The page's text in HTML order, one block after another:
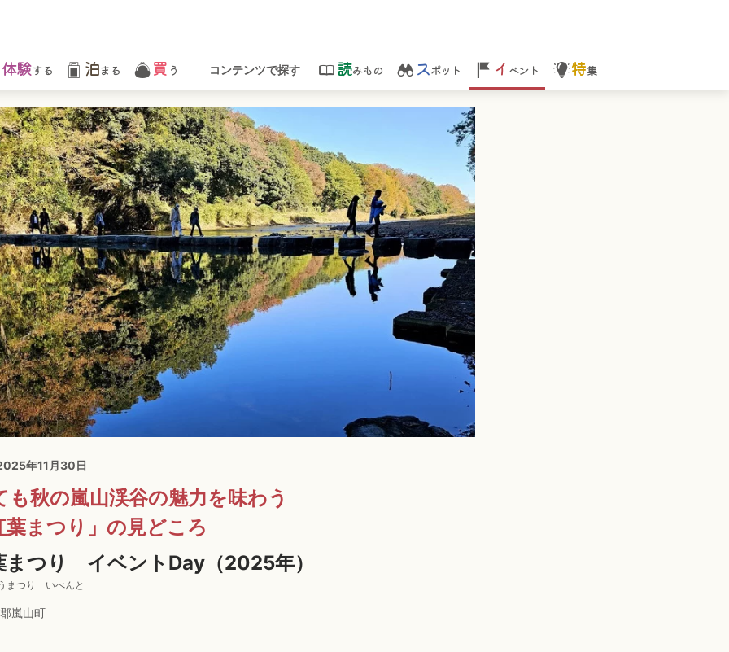
体験する 泊まる 買 う コンテンツで探す 読みもの スポット イ ベント 特集
年11月30日
も秋の嵐山渓谷の魅力を味わう
葉まつり」の見どころ
まつり イベントDay（2025年）
まつり いべんと
嵐山町